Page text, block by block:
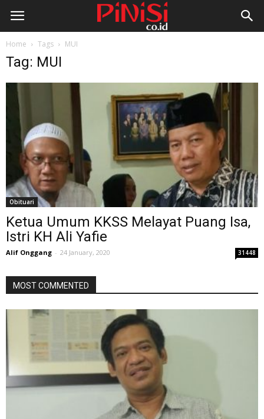
Home Tags MUI
Tag: MUI
Obituari
Ketua Umum KKSS Melayat Puang Isa,
Istri KH Ali Yafie
Alif Onggang - 24 January, 2020 31448
MOST COMMENTED